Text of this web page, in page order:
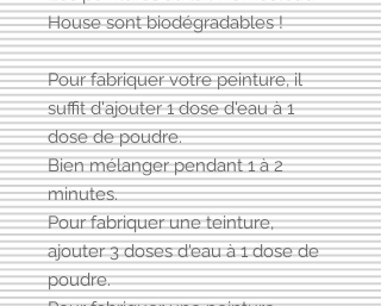
House sont biodégradables !
Pour fabriquer votre peinture, il
suffit d'ajouter 1 dose d'eau à 1
dose de poudre.
Bien mélanger pendant 1 à 2
minutes.
Pour fabriquer une teinture,
ajouter 3 doses d'eau à 1 dose de
poudre.